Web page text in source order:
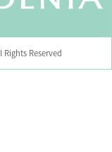
Rights Reserved